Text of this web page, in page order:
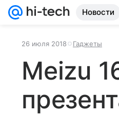
Новости
26 июля 2018 Гаджеты
Meizu